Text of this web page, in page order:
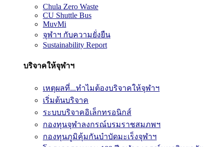
Chula Zero Waste
CU Shuttle Bus
MuvMi
จุฬาฯ กับความยั่งยืน
Sustainability Report
บริจาคให้จุฬาฯ
เหตุผลที่...ทำไมต้องบริจาคให้จุฬาฯ
เริ่มต้นบริจาค
ระบบบริจาคอิเล็กทรอนิกส์
กองทุนจุฬาลงกรณ์บรมราชสมภพฯ
กองทุนภูมิคุ้มกันบำบัดมะเร็งจุฬาฯ